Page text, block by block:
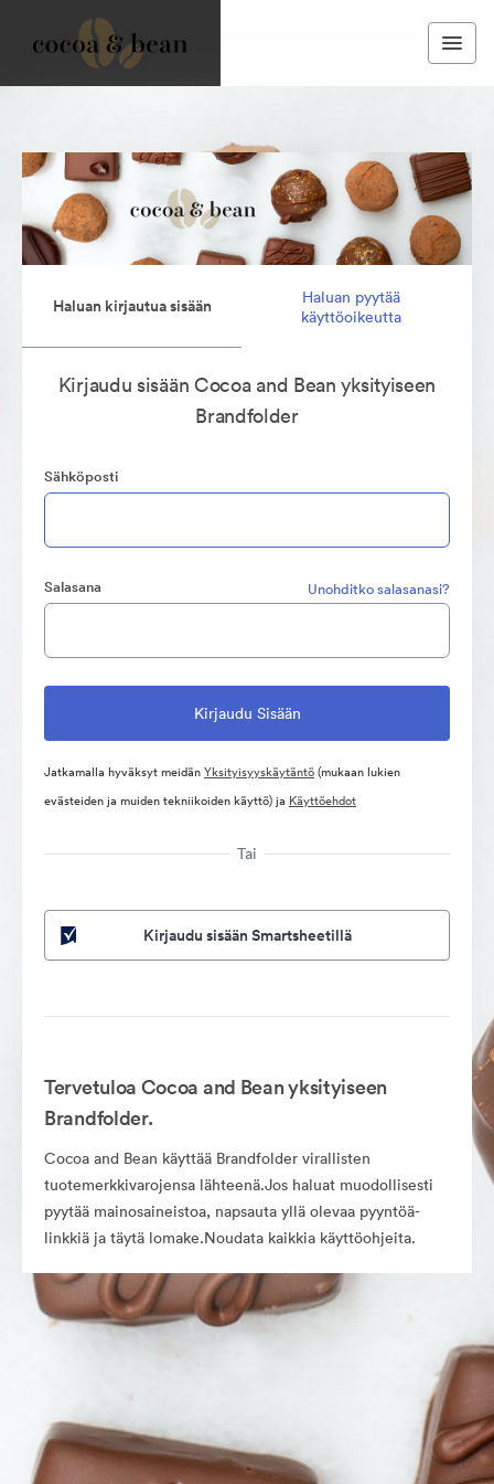
Haluan kirjautua sisään
Haluan pyytää
käyttöoikeutta
Kirjaudu sisään Cocoa and Bean yksityiseen
Brandfolder
Sähköposti
Salasana Unohditko salasanasi?
Jatkamalla hyväksyt meidänYksityisyyskäytäntö(mukaan lukien
evästeiden ja muiden tekniikoiden käyttö) ja Käyttöehdot
Tai
Kirjaudu sisään Smartsheetillä
Tervetuloa Cocoa and Bean yksityiseen
Brandfolder.
Cocoa and Bean käyttää Brandfolder virallisten
tuotemerkkivarojensa lähteenä.Jos haluat muodollisesti
pyytää mainosaineistoa, napsauta yllä olevaa pyyntöä-
linkkiä ja täytä lomake.Noudata kaikkia käyttöohjeita.